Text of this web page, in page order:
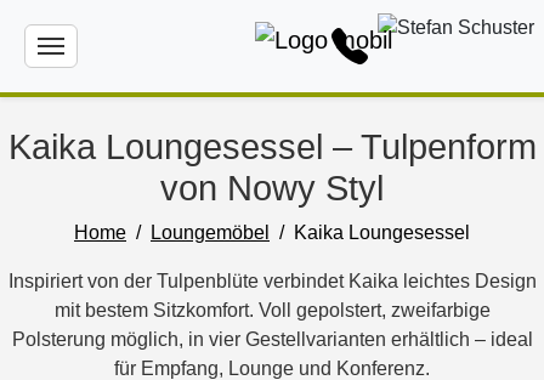
Kaika Loungesessel – Tulpenform
von Nowy Styl
Home Loungemöbel Kaika Loungesessel
Inspiriert von der Tulpenblüte verbindet Kaika leichtes Design
mit bestem Sitzkomfort. Voll gepolstert, zweifarbige
Polsterung möglich, in vier Gestellvarianten erhältlich – ideal
für Empfang, Lounge und Konferenz.